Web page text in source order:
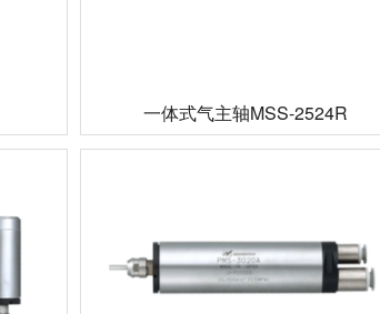
一体式气主轴MSS-2524R